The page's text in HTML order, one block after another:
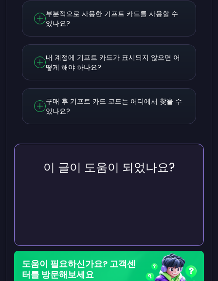
부분적으로 사용한 기프트 카드를 사용할 수
있나요?
내 계정에 기프트 카드가 표시되지 않으면 어
떻게 해야 하나요?
구매 후 기프트 카드 코드는 어디에서 찾을 수
있나요?
이 글이 도움이 되었나요?
도움이 필요하신가요? 고객센
터를 방문해보세요